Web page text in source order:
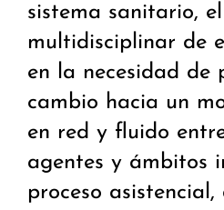
sistema sanitario,
multidisciplinar de
en la necesidad de
cambio hacia un
en red y fluido
agentes y ámbitos
proceso